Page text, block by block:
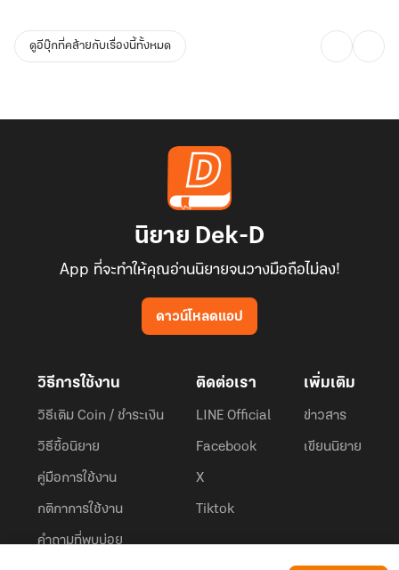
ดูอีบุ๊กที่คล้ายกับเรื่องนี้ทั้งหมด
นิยาย Dek-D
App ที่จะทำให้คุณอ่านนิยายจนวางมือถือไม่ลง!
ดาวน์โหลดแอป
วิธีการใช้งาน
วิธีเติม Coin / ชำระเงิน
วิธีซื้อนิยาย
คู่มือการใช้งาน
กติกาการใช้งาน
คำถามที่พบบ่อย
ติดต่อเรา
LINE Official
Facebook
X
Tiktok
เพิ่มเติม
ข่าวสาร
เขียนนิยาย